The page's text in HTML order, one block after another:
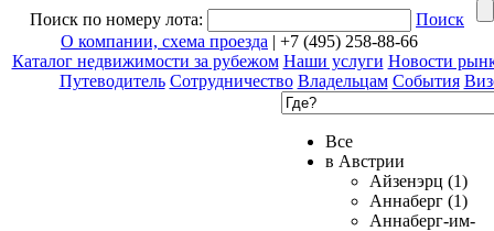
Поиск по номеру лота:
Поиск
О компании, схема проезда | +7 (495) 258-88-66
Каталог недвижимости за рубежом Наши услуги Новости
Путеводитель Сотрудничество Владельцам События
Все
в Австрии
Айзенэрц (1)
Аннаберг (1)
Аннаберг-им-